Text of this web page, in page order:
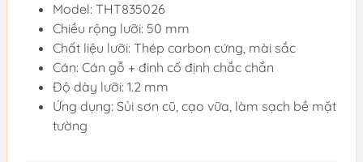
Model: THT835026
Chiều rộng lưỡi: 50 mm
Chất liệu lưỡi: Thép carbon cứng, mài sắc
Cán: Cán gỗ + đinh cố định chắc chắn
Độ dày lưỡi: 1.2 mm
Ứng dụng: Sủi sơn cũ, cạo vữa, làm sạch bề mặt
tường